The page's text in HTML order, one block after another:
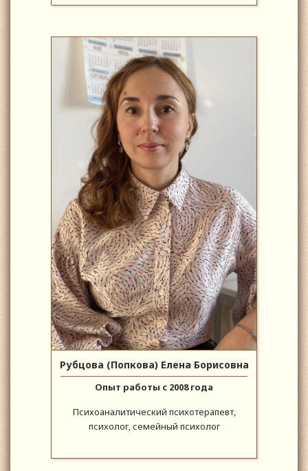
Рубцова (Попкова) Елена Борисовна
Опыт работы с 2008 года
Психоаналитический психотерапевт,
психолог, семейный психолог